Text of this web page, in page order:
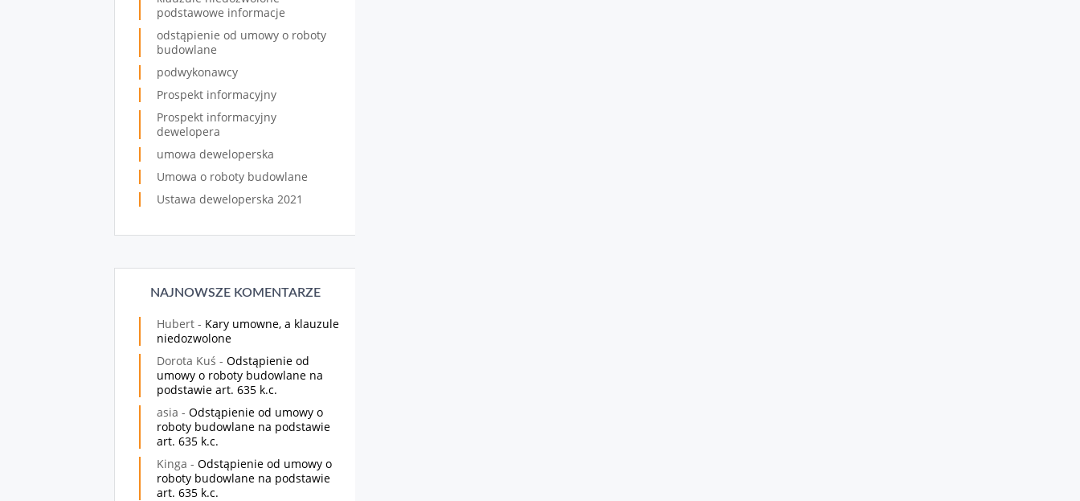
podstawowe informacje
odstąpienie od umowy o roboty
budowlane
podwykonawcy
Prospekt informacyjny
Prospekt informacyjny
dewelopera
umowa deweloperska
Umowa o roboty budowlane
Ustawa deweloperska 2021
NAJNOWSZE KOMENTARZE
Hubert - Kary umowne, a klauzule
niedozwolone
Dorota Kuś - Odstąpienie od
umowy o roboty budowlane na
podstawie art. 635 k.c.
asia - Odstąpienie od umowy o
roboty budowlane na podstawie
art. 635 k.c.
Kinga - Odstąpienie od umowy o
roboty budowlane na podstawie
art. 635 k.c.